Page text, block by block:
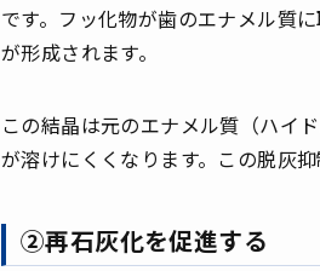
です。フッ化物が歯のエナメル質に
が形成されます。
この結晶は元のエナメル質（ハイ
が溶けにくくなります。この脱灰
②再石灰化を促進する